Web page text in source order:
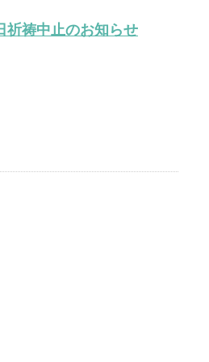
祈祷中止のお知らせ